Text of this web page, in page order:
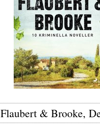
Flaubert & Brooke,